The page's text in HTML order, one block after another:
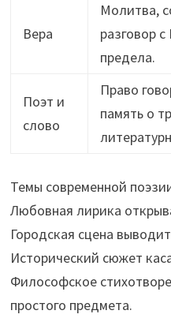
Вера
Молитва,
разговор
предела.
Поэт и
слово
Право
память о
Темы современной
Любовная лирика
Городская сцена
Исторический сюжет
Философское
простого предмета.